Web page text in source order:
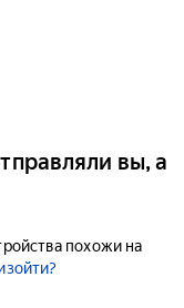
вы, а
похожи на